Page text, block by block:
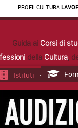
PROFILCULTURA
Guida ai Corsi di
della Cultura,
Istituti